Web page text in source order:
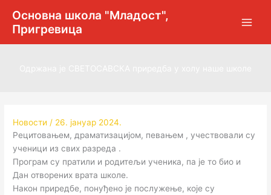
садржај
Основна школа "Младост",
Пригревица
Новости / 26. јануар 2024.
Рецитовањем, драматизацијом, певањем , учествовали су
ученици из свих разреда .
Програм су пратили и родитељи ученика, па је то био и
Дан отворених врата школе.
Након приредбе, понуђено је послужење, које су